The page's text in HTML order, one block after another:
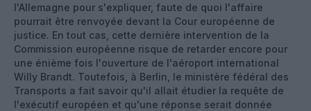
l'Allemagne pour s'expliquer, faute de quoi l'affaire
pourrait être renvoyée devant la Cour européenne de
justice. En tout cas, cette dernière intervention de la
Commission européenne risque de retarder encore pour
une énième fois l'ouverture de l'aéroport international
Willy Brandt. Toutefois, à Berlin, le ministère fédéral des
Transports a fait savoir qu'il allait étudier la requête de
l'exécutif européen et qu'une réponse serait donnée